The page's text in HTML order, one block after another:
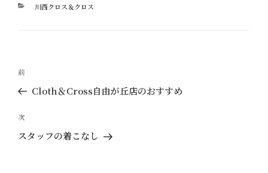
カ
川西クロス＆クロス
投
ナ
ビ
ゲ
過
去
投
稿
前
Cloth＆Cross自由が丘店のおすすめ
次
の
次
スタッフの着こなし